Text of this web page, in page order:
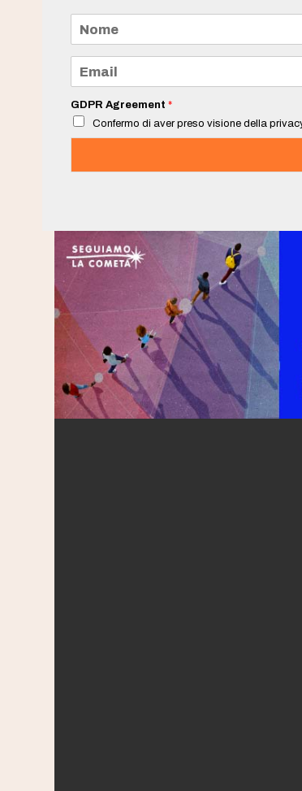
m
e
a
i
*
GDPR Agreement *
Confermo di aver preso visione della